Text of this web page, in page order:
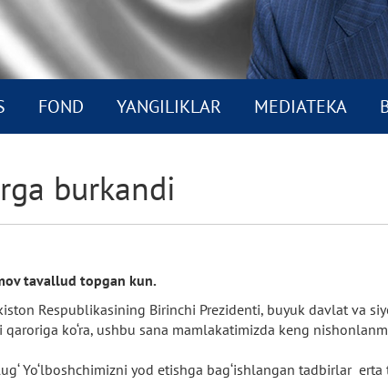
FOND YANGILIKLAR MEDIATEKA
burkandi
tavallud topgan kun.
Respublikasining Birinchi Prezidenti, buyuk davlat va
ko‘ra, ushbu sana mamlakatimizda keng
Yo‘lboshchimizni yod etishga bag‘ishlangan tadbirlar